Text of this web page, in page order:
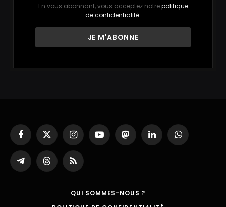
En vous abonnant, vous acceptez notrepolitique
de confidentialité.
Facebook
X
(Twitter)
InstagramYouTubeMastodonLinkedInWhatsApp
Partager
sur
ThreadsRSS
QUI SOMMES-NOUS ?